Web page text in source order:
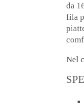
da
fila
Nel